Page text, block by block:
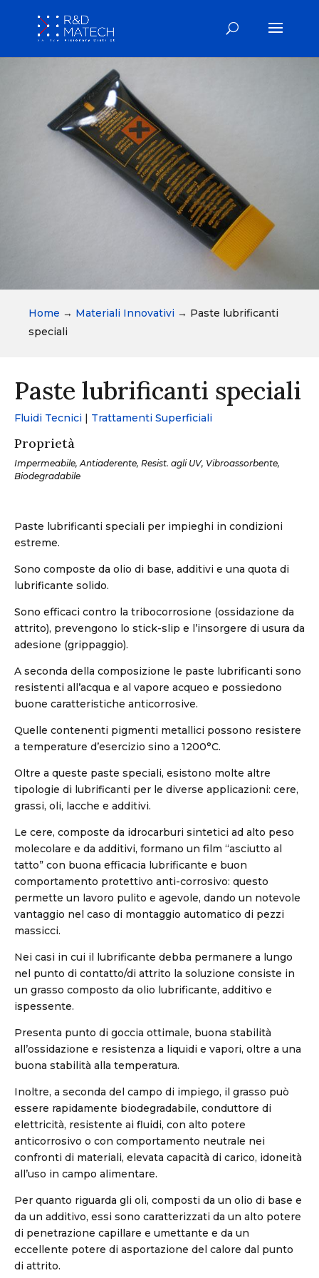
Home → Materiali Innovativi → Paste lubrificanti
speciali
Paste lubrificanti speciali
Fluidi Tecnici | Trattamenti Superficiali
Proprietà
Impermeabile, Antiaderente, Resist. agli UV, Vibroassorbente,
Biodegradabile
Paste lubrificanti speciali per impieghi in condizioni
estreme.
Sono composte da olio di base, additivi e una quota di
lubrificante solido.
Sono efficaci contro la tribocorrosione (ossidazione da
attrito), prevengono lo stick-slip e l’insorgere di usura da
adesione (grippaggio).
A seconda della composizione le paste lubrificanti sono
resistenti all’acqua e al vapore acqueo e possiedono
buone caratteristiche anticorrosive.
Quelle contenenti pigmenti metallici possono resistere
a temperature d’esercizio sino a 1200°C.
Oltre a queste paste speciali, esistono molte altre
tipologie di lubrificanti per le diverse applicazioni: cere,
grassi, oli, lacche e additivi.
Le cere, composte da idrocarburi sintetici ad alto peso
molecolare e da additivi, formano un film “asciutto al
tatto” con buona efficacia lubrificante e buon
comportamento protettivo anti-corrosivo: questo
permette un lavoro pulito e agevole, dando un notevole
vantaggio nel caso di montaggio automatico di pezzi
massicci.
Nei casi in cui il lubrificante debba permanere a lungo
nel punto di contatto/di attrito la soluzione consiste in
un grasso composto da olio lubrificante, additivo e
ispessente.
Presenta punto di goccia ottimale, buona stabilità
all’ossidazione e resistenza a liquidi e vapori, oltre a una
buona stabilità alla temperatura.
Inoltre, a seconda del campo di impiego, il grasso può
essere rapidamente biodegradabile, conduttore di
elettricità, resistente ai fluidi, con alto potere
anticorrosivo o con comportamento neutrale nei
confronti di materiali, elevata capacità di carico, idoneità
all’uso in campo alimentare.
Per quanto riguarda gli oli, composti da un olio di base e
da un additivo, essi sono caratterizzati da un alto potere
di penetrazione capillare e umettante e da un
eccellente potere di asportazione del calore dal punto
di attrito.